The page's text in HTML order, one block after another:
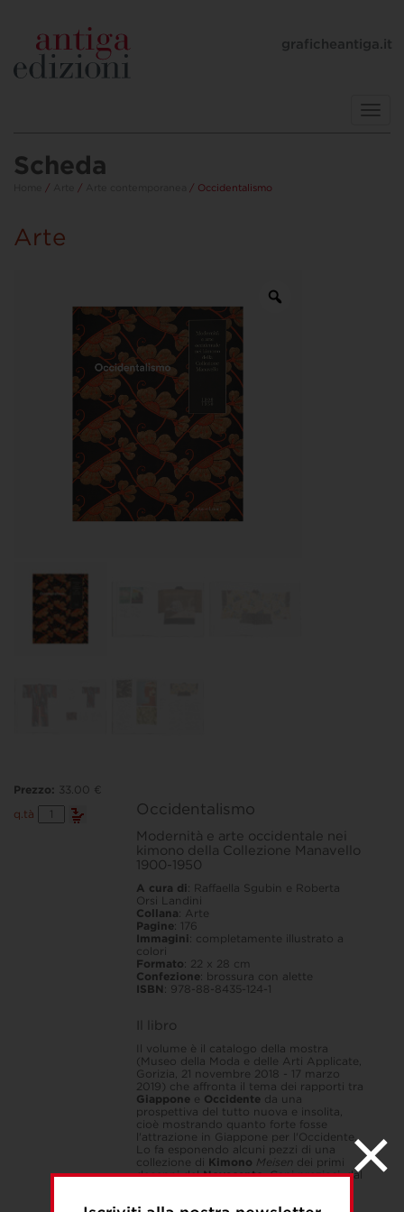
graficheantiga.it
Scheda
/ / / Occidentalismo
Arte
Occidentalismo
Modernità e arte occidentale nei
kimono della Collezione Manavello
1900-1950
A cura di: Raffaella Sgubin e Roberta
Orsi Landini
Collana: Arte
Pagine: 176
Immagini: completamente illustrato a
colori
Formato: 22 x 28 cm
Confezione: brossura con alette
ISBN : 978-88-8435-124-1
Il libro
Il volume è il catalogo della mostra
(Museo della Moda e delle Arti Applicate,
Gorizia, 21 novembre 2018 - 17 marzo
2019) che affronta il tema dei rapporti tra
Giapponee Occidenteda una
prospettiva del tutto nuova e insolita,
cioè mostrando quanto forte fosse
l'attrazione in Giappone per l'Occidente.
Lo fa esponendo alcuni pezzi di una
collezione di Kimono Meisen dei primi
decenni delNovecento. Capi preziosi, dal
Prezzo: 33.00 €
q.tà
Occidentalismo
quantità